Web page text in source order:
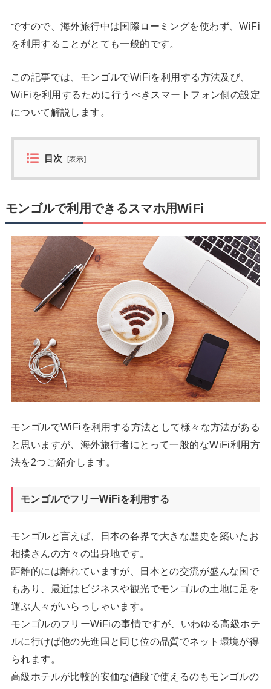
ですので、海外旅行中は国際ローミングを使わず、WiFi
を利用することがとても一般的です。
この記事では、モンゴルでWiFiを利用する方法及び、
WiFiを利用するために行うべきスマートフォン側の設定
について解説します。
目次 [表示]
モンゴルで利用できるスマホ用WiFi
モンゴルでWiFiを利用する方法として様々な方法がある
と思いますが、海外旅行者にとって一般的なWiFi利用方
法を2つご紹介します。
モンゴルでフリーWiFiを利用する
モンゴルと言えば、日本の各界で大きな歴史を築いたお
相撲さんの方々の出身地です。
距離的には離れていますが、日本との交流が盛んな国で
もあり、最近はビジネスや観光でモンゴルの土地に足を
運ぶ人々がいらっしゃいます。
モンゴルのフリーWiFiの事情ですが、いわゆる高級ホテ
ルに行けば他の先進国と同じ位の品質でネット環境が得
られます。
高級ホテルが比較的安価な値段で使えるのもモンゴルの